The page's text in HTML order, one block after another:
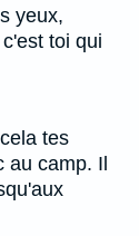
yeux,
toi qui
tes
au camp. Il